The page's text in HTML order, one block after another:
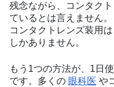
残念ながら、コンタク
ているとは言えません
コンタクトレンズ装用
しかありません。
もう1つの方法が、1日
です。多くの 眼科医 や